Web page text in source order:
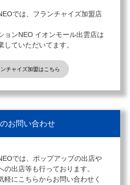
では、フランチャイズ加盟店
ョンNEO イオンモール出雲店は
ていただいてます。
チャイズ加盟はこちら
お問い合わせ
では、ポップアップの出店や
の出店等も行っております。
軽にこちらからお問い合わせく